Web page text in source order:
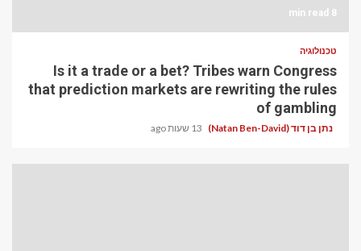
8 min read
טכנולוגיה
Is it a trade or a bet? Tribes warn Congress
that prediction markets are rewriting the rules
of gambling
נתן בן דוד (Natan Ben-David) 13 שעות ago